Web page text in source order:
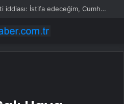
CHP’li başkan için AK Parti iddiası: İstifa edeceğim, Cumhurbaşkanına ilettik